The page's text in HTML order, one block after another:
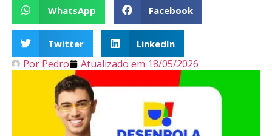
WhatsApp Facebook
Twitter LinkedIn
Por Pedro Atualizado em 18/05/2026